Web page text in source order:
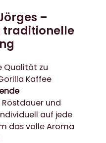
–
traditionelle
Qualität zu
Kaffee
Röstdauer und
auf jede
das volle Aroma